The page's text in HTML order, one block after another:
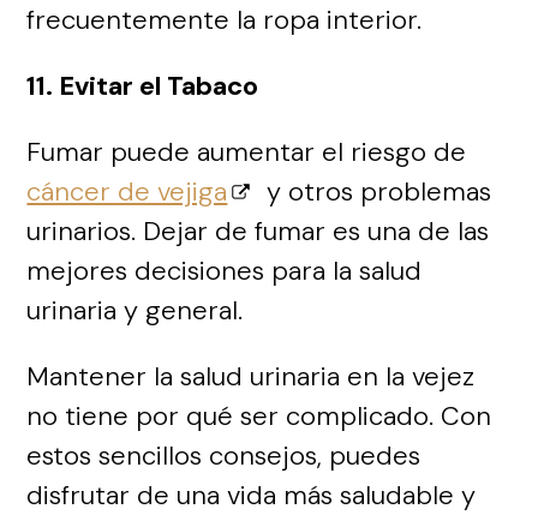
frecuentemente la ropa interior.
11. Evitar el Tabaco
Fumar puede aumentar el riesgo de
cáncer de vejiga
y otros problemas
urinarios. Dejar de fumar es una de las
mejores decisiones para la salud
urinaria y general.
Mantener la salud urinaria en la vejez
no tiene por qué ser complicado. Con
estos sencillos consejos, puedes
disfrutar de una vida más saludable y